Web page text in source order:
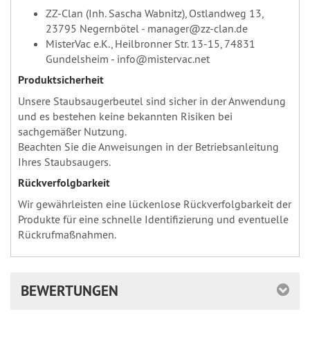
ZZ-Clan (Inh. Sascha Wabnitz), Ostlandweg 13,
23795 Negernbötel - manager@zz-clan.de
MisterVac e.K., Heilbronner Str. 13-15, 74831
Gundelsheim - info@mistervac.net
Produktsicherheit
Unsere Staubsaugerbeutel sind sicher in der Anwendung
und es bestehen keine bekannten Risiken bei
sachgemäßer Nutzung.
Beachten Sie die Anweisungen in der Betriebsanleitung
Ihres Staubsaugers.
Rückverfolgbarkeit
Wir gewährleisten eine lückenlose Rückverfolgbarkeit der
Produkte für eine schnelle Identifizierung und eventuelle
Rückrufmaßnahmen.
BEWERTUNGEN